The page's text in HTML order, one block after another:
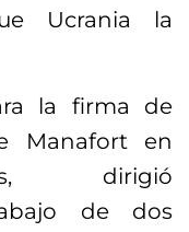
Ucrania la
la firma de
Manafort en
dirigió
de dos